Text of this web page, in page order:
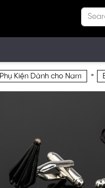
Phụ Kiện Dành cho Nam »